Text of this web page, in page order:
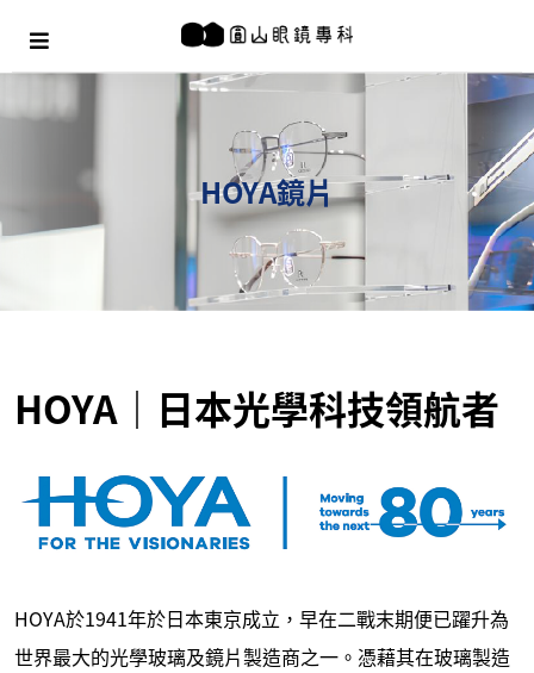
HOYA鏡片
HOYA｜日本光學科技領航者
HOYA於1941年於日本東京成立，早在二戰末期便已躍升為
世界最大的光學玻璃及鏡片製造商之一。憑藉其在玻璃製造